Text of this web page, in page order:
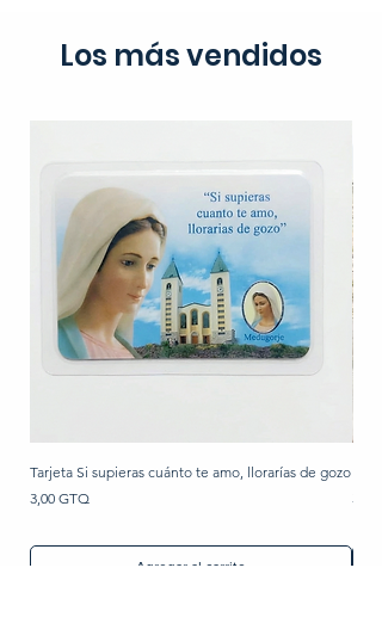
Los más vendidos
Tarjeta Si supieras cuánto te amo, llorarías de gozo
Precio
3,00 GTQ
Agregar al carrito
Precio